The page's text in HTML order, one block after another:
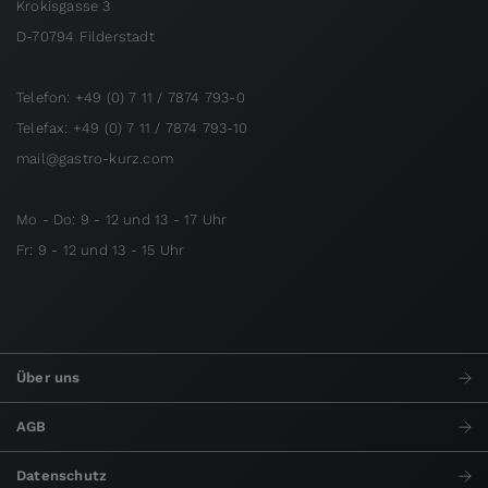
Krokisgasse 3
D-70794 Filderstadt
Telefon: +49 (0) 7 11 / 7874 793-0
Telefax: +49 (0) 7 11 / 7874 793-10
mail@gastro-kurz.com
Mo - Do: 9 - 12 und 13 - 17 Uhr
Fr: 9 - 12 und 13 - 15 Uhr
Über uns
AGB
Datenschutz